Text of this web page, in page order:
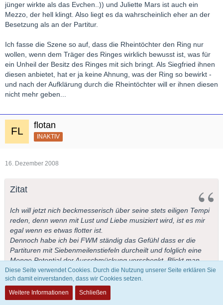
jünger wirkte als das Evchen..)) und Juliette Mars ist auch ein
Mezzo, der hell klingt. Also liegt es da wahrscheinlich eher an der
Besetzung als an der Partitur.
Ich fasse die Szene so auf, dass die Rheintöchter den Ring nur
wollen, wenn dem Träger des Ringes wirklich bewusst ist, was für
ein Unheil der Besitz des Ringes mit sich bringt. Als Siegfried ihnen
diesen anbietet, hat er ja keine Ahnung, was der Ring so bewirkt -
und nach der Aufklärung durch die Rheintöchter will er ihnen diesen
nicht mehr geben...
flotan
INAKTIV
16. Dezember 2008
Zitat
Ich will jetzt nich beckmesserisch über seine stets eiligen Tempi
reden, denn wenn mit Lust und Liebe musiziert wird, ist es mir
egal wenn es etwas flotter ist.
Dennoch habe ich bei FWM ständig das Gefühl dass er die
Partituren mit Siebenmeilenstiefeln durcheilt und folglich eine
Menge Potential der Ausschmückung verschenkt. Blickt man
dann weiters auf seine starre Mimik, muss man sich als Musiker
ja beinahe wie das Kaninchen vor der Schlange fühlen.
Einwenig mehr Wärme, Emotion, Lebenslust, das ist es was ich
in seinen Deutungen vermisse.
Diese Seite verwendet Cookies. Durch die Nutzung unserer Seite erklären Sie
sich damit einverstanden, dass wir Cookies setzen.
Weitere Informationen
Schließen